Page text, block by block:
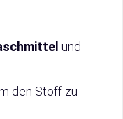
und
den Stoff zu